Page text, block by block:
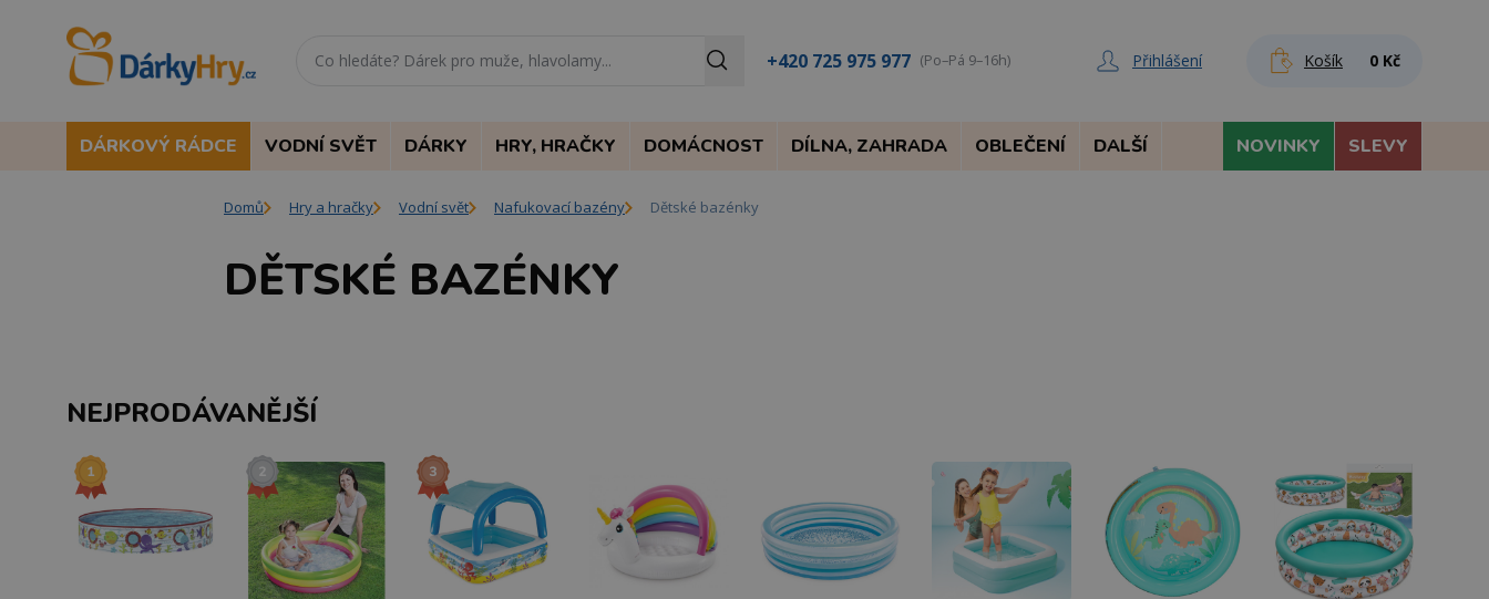
+420 725 975 977 (Po–Pá 9–16h) Přihlášení Košík 0 Kč
DÁRKOVÝ RÁDCE VODNÍ SVĚT DÁRKY HRY, HRAČKY DOMÁCNOST DÍLNA, ZAHRADA OBLEČENÍ DALŠÍ NOVINKY SLEVY
Domů Hry a hračky Vodní svět Nafukovací bazény Dětské bazénky
DĚTSKÉ BAZÉNKY
NEJPRODÁVANĚJŠÍ